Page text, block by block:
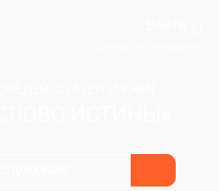
СТАТЕЙ И КНИГ